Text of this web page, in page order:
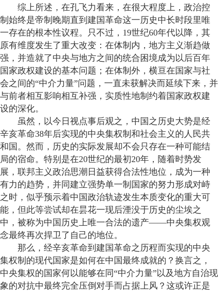
综上所述，在孔飞力看来，在很大程度上，政治控
制始终是帝制晚期直到建国革命这一历史中长时段里唯
一存在的根本性议程。只不过，19世纪60年代以降，其
原有维度发生了重大改变：在体制内，地方主义渐趋做
强，并造就了中央与地方之间的统合困境成为以后百年
国家政权建设的基本问题；在体制外，横亘在国家与社
会之间的“中介力量”问题，一直未获解决而延续下来，并
与前者相互影响相互补强，实质性地制约着国家政权建
设的深化。
虽然，以今日视点事后观之，中国之历史大势是经
辛亥革命38年后实现的中央集权制和社会主义的人民共
和国。然而，历史的实际发展却不会只存在一种可能结
局的宿命。特别是在20世纪的最初20年，随着时势发
展，联邦主义政治思潮日益获得合法性地位，成为一种
有力的趋势，并同建立强势单一制国家的努力形成对峙
之时，似乎预示着中国政治轨迹发生本质变化的重大可
能，但此等尝试却在昙花一现后湮没于历史的尘埃之
中，被称为中国历史上唯一合法的遗产——中央集权观
念最终再次捍卫了自己的地位。
那么，经辛亥革命到建国革命之历程而实现的中央
集权制的现代国家是如何在中国最终成就的？换言之，
中央集权的国家何以能够在同“中介力量”以及地方自治现
象的对抗中最终完全压倒对手而占据上风？这或许正是